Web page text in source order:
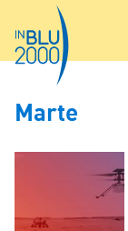
Marte